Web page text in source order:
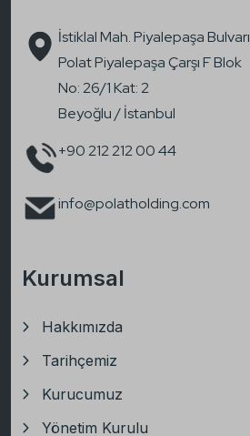
İstiklal Mah. Piyalepaşa Bulvarı
Polat Piyalepaşa Çarşı F Blok
No: 26/1 Kat: 2
Beyoğlu / İstanbul
+90 212 212 00 44
info@polatholding.com
Kurumsal
Hakkımızda
Tarihçemiz
Kurucumuz
Yönetim Kurulu